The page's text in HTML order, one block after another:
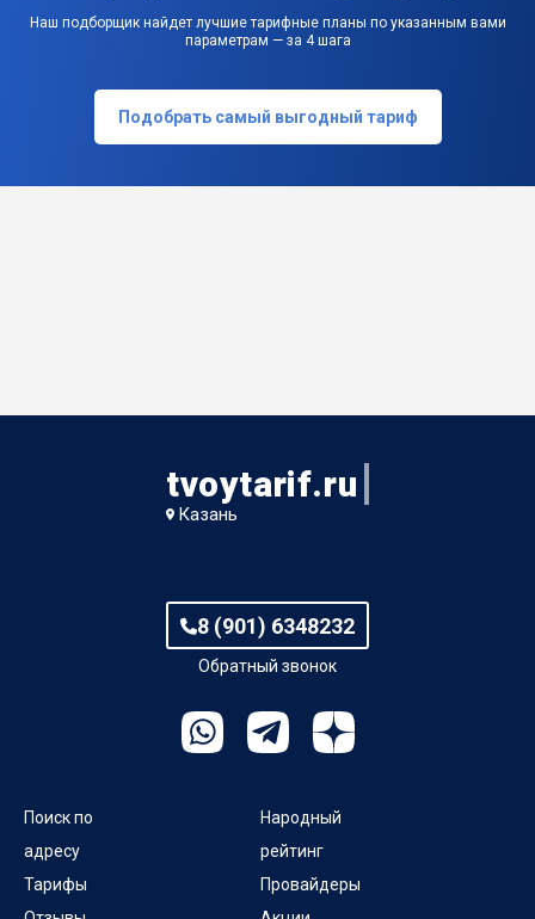
Наш подборщик найдет лучшие тарифные планы по указанным вами
параметрам — за 4 шага
Подобрать самый выгодный тариф
tvoytarif.ru
Казань
8 (901) 6348232
Обратный звонок
Поиск по
адресу
Тарифы
Народный
рейтинг
Провайдеры